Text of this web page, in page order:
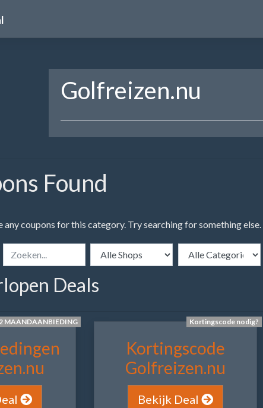
Golfreizen.nu
Found
any coupons for this category. Try searching for something else.
Deals
MAANDAANBIEDING Kortingscode nodig?
Kortingscode
Golfreizen.nu
Bekijk Deal